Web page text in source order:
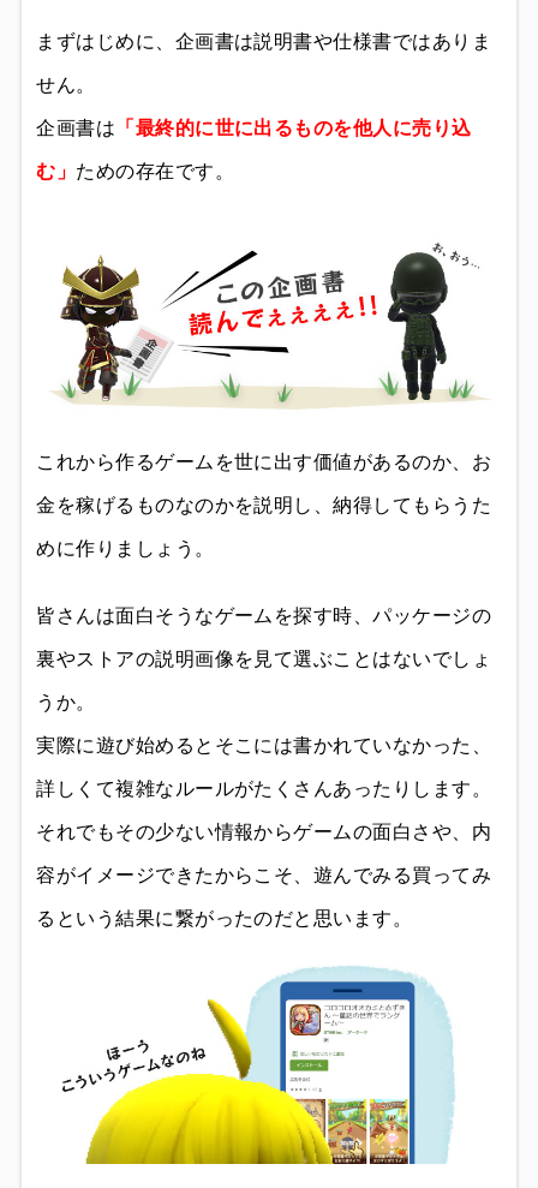
まずはじめに、企画書は説明書や仕様書ではありま
せん。
企画書は 「最終的に世に出るものを他人に売り込
む」 ための存在です。
これから作るゲームを世に出す価値があるのか、お
金を稼げるものなのかを説明し、納得してもらうた
めに作りましょう。
皆さんは面白そうなゲームを探す時、パッケージの
裏やストアの説明画像を見て選ぶことはないでしょ
うか。
実際に遊び始めるとそこには書かれていなかった、
詳しくて複雑なルールがたくさんあったりします。
それでもその少ない情報からゲームの面白さや、内
容がイメージできたからこそ、遊んでみる買ってみ
るという結果に繋がったのだと思います。